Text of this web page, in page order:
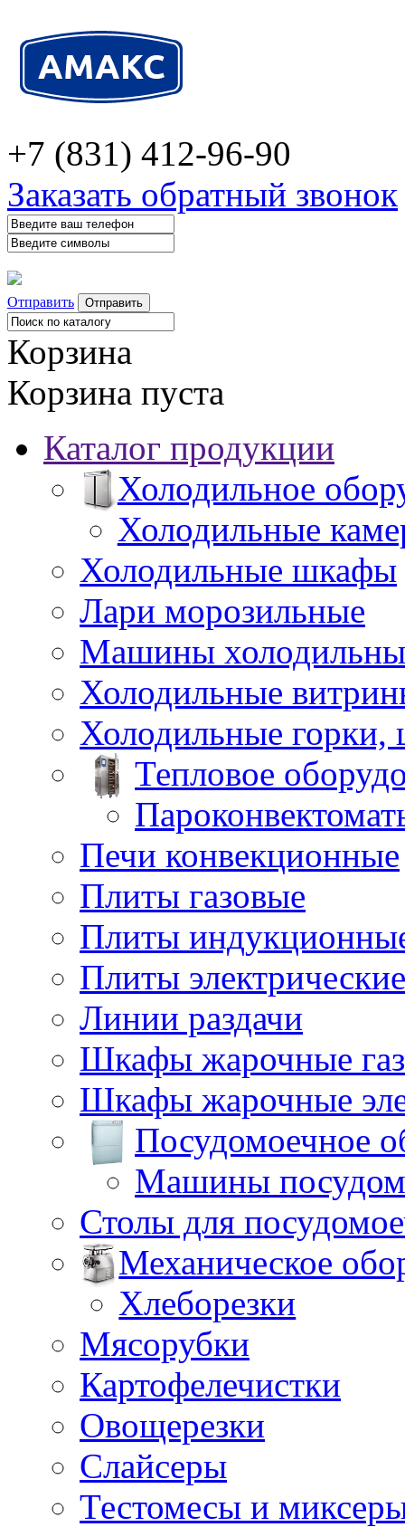
+7 (831) 412-96-90
Заказать обратный звонок
Отправить
Корзина
Корзина пуста
Каталог продукции
Холодильное
Холодильные
Холодильные шкафы
Лари морозильные
Машины
Холодильные
Холодильные
Тепловое
Печи конвекционные
Плиты газовые
Плиты
Плиты электрические
Линии раздачи
Шкафы жарочные
Шкафы жарочные
Посудомоечное
Машины
Столы для
Механическое
Хлеборезки
Мясорубки
Картофелечистки
Овощерезки
Слайсеры
Тестомесы и